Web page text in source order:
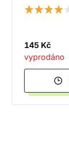
145 Kč
vyprodáno